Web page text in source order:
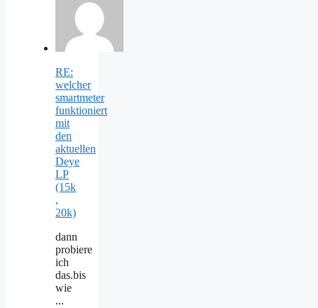
RE:
welcher
smartmeter
funktioniert
mit
den
aktuellen
Deye
LP
(15k
,
20k)
dann
probiere
ich
das.bis
wie
...